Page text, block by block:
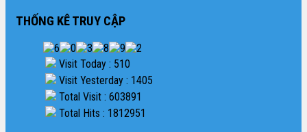
THỐNG KÊ TRUY CẬP
Visit Today : 510
Visit Yesterday : 1405
Total Visit : 603891
Total Hits : 1812951